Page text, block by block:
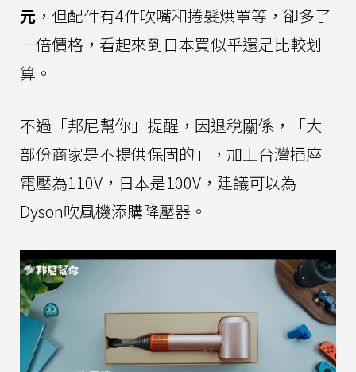
元 ，但配件有4件吹嘴和捲髮烘罩等，卻多了
一倍價格，看起來到日本買似乎還是比較划
算。
不過「邦尼幫你」提醒，因退稅關係，「大
部份商家是不提供保固的」，加上台灣插座
電壓為110V，日本是100V，建議可以為
Dyson吹風機添購降壓器。